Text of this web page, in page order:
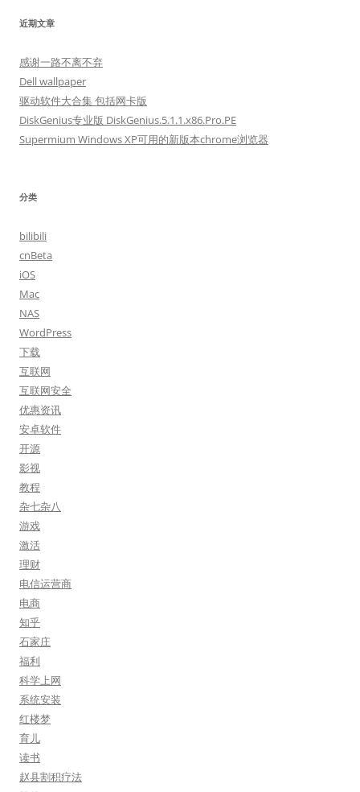
近期文章
感谢一路不离不弃
Dell wallpaper
驱动软件大合集 包括网卡版
DiskGenius专业版 DiskGenius.5.1.1.x86.Pro.PE
Supermium Windows XP可用的新版本chrome浏览器
分类
bilibili
cnBeta
iOS
Mac
NAS
WordPress
下载
互联网
互联网安全
优惠资讯
安卓软件
开源
影视
教程
杂七杂八
游戏
激活
理财
电信运营商
电商
知乎
石家庄
福利
科学上网
系统安装
红楼梦
育儿
读书
赵县割积疗法